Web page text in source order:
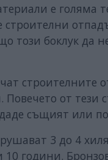
е голяма
този боклук да
строителните
Повечето от
същият или
3 до 4
години.